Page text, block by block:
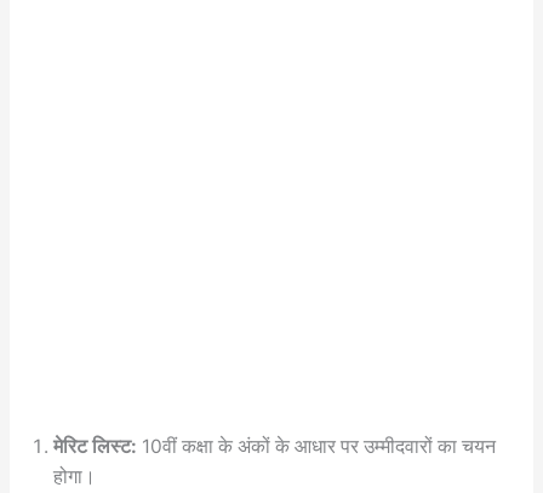
मेरिट लिस्ट: 10वीं कक्षा के अंकों के आधार पर उम्मीदवारों का चयन
होगा।